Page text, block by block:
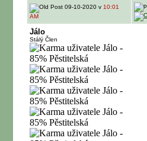
09-10-2020 v 10:01
AM
Jálo
Stálý Člen